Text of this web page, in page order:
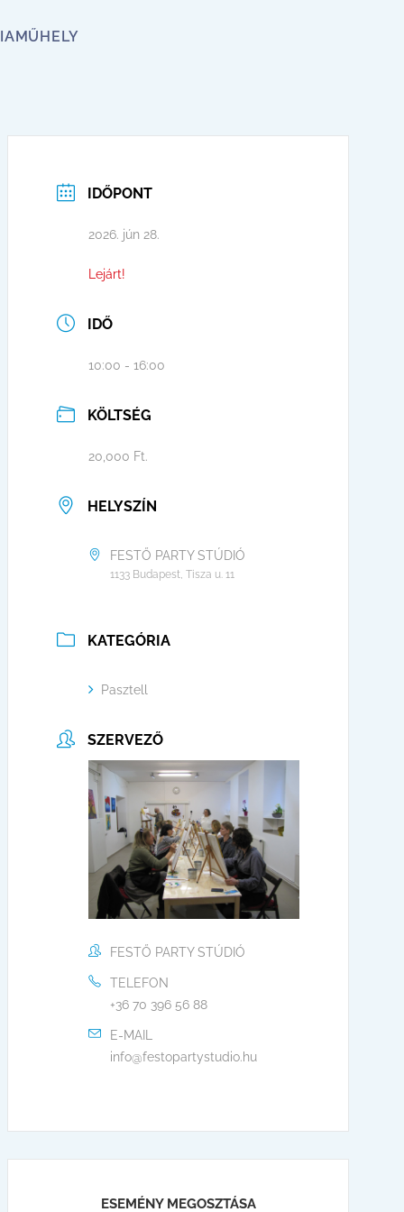
MŰHELY
IDŐPONT
2026. jún 28.
Lejárt!
IDŐ
10:00 - 16:00
KÖLTSÉG
20,000 Ft.
HELYSZÍN
FESTŐ PARTY STÚDIÓ
1133 Budapest, Tisza u. 11
KATEGÓRIA
Pasztell
SZERVEZŐ
FESTŐ PARTY STÚDIÓ
TELEFON
+36 70 396 56 88
E-MAIL
info@festopartystudio.hu
ESEMÉNY MEGOSZTÁSA